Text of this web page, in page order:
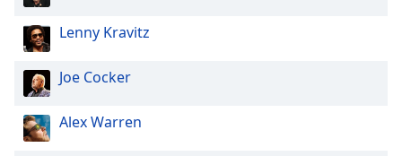
Text
Edge
Font
Family
Lenny Kravitz
Joe Cocker
Alex Warren